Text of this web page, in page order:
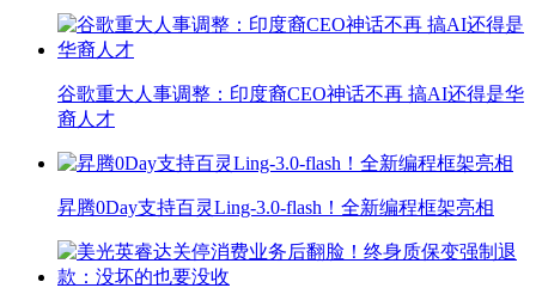
谷歌重大人事调整：印度裔CEO神话不再 搞AI还得是华
裔人才
昇腾0Day支持百灵Ling-3.0-flash！全新编程框架亮相